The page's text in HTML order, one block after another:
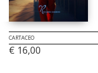
CARTACEO
€ 16,00